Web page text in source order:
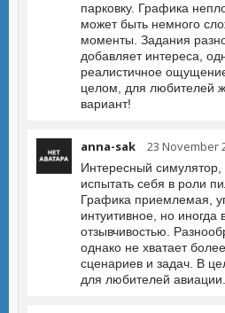
парковку. Графика
может быть немного
моменты. Задания
добавляет интереса,
реалистичное
целом, для любителей
вариант!
anna-sak 23 November
Интересный симулятор,
испытать себя в роли
Графика приемлемая,
интуитивное, но
отзывчивостью.
однако не хватает
сценариев и задач. В
для любителей авиации.